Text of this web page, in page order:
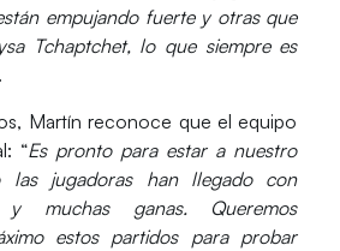
empujando fuerte y otras que
Tchaptchet, lo que siempre es
Martín reconoce que el equipo
“Es pronto para estar a nuestro
las jugadoras han llegado con
y muchas ganas. Queremos
estos partidos para probar